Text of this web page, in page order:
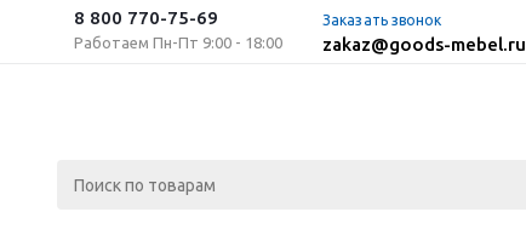
8 800 770-75-69
Работаем Пн-Пт 9:00 - 18:00
Заказать звонок
zakaz@goods-mebel.ru